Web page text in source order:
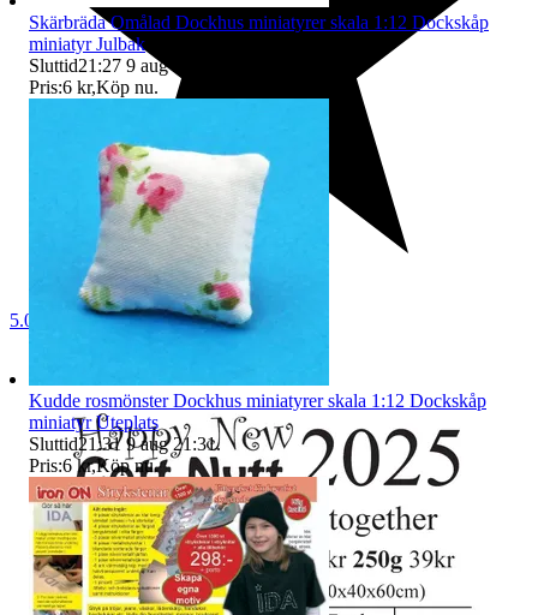
5.0
Skärbräda Omålad Dockhus miniatyrer skala 1:12 Dockskåp
miniatyr Julbak
Sluttid21:27 9 aug 21:27
Pris:6 kr,Köp nu.
Kudde rosmönster Dockhus miniatyrer skala 1:12 Dockskåp
miniatyr Uteplats
Sluttid21:31 9 aug 21:31.
Pris:6 kr,Köp nu.